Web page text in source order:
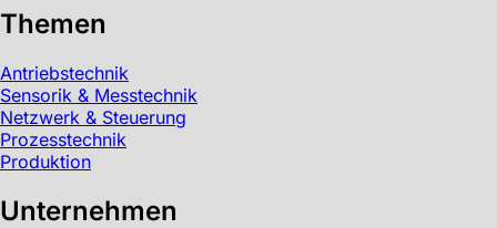
Themen
Antriebstechnik
Sensorik & Messtechnik
Netzwerk & Steuerung
Prozesstechnik
Produktion
Unternehmen